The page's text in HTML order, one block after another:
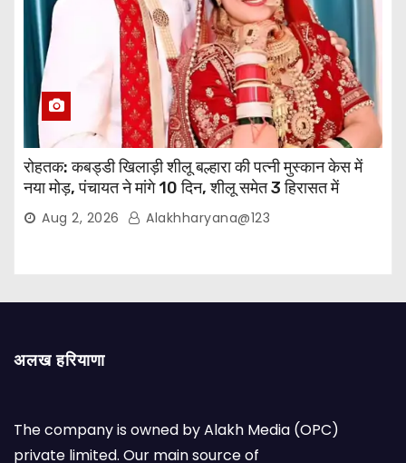
रोहतक: कबड्डी खिलाड़ी शीलू बल्हारा की पत्नी मुस्कान केस में
नया मोड़, पंचायत ने मांगे 10 दिन, शीलू समेत 3 हिरासत में
Aug 2, 2026 Alakhharyana@123
अलख हरियाणा
The company is owned by Alakh Media (OPC)
private limited. Our main source of